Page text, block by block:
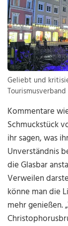
Geliebt und
Kommentare
Schmuckstück
ihr sagen, was
Unverständnis
die Glasbar
Verweilen
könne man die
mehr genießen.